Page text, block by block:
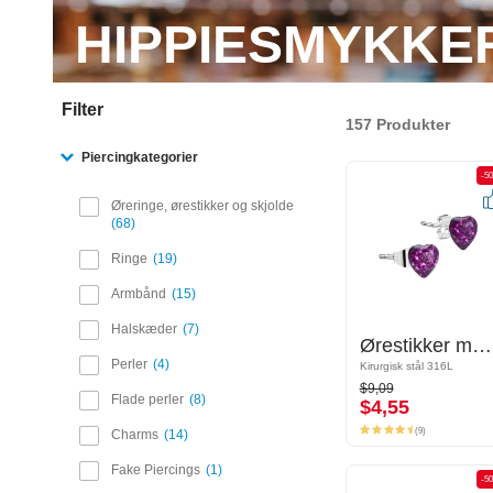
Filter
Piercingkategorier
Øreringe, ørestikker og skjolde
68
Ringe 19
Armbånd 15
Halskæder 7
Perler 4
Flade perler 8
Charms 14
Fake Piercings 1
157 Produkter
-50%
Ørestikker med Hjertemotiv
Kirurgisk stål 316L
$9,09
$4,55
-
Ørestikker med Hjertemotiv
Kirurgisk stål 316L
$9,09
$4,55
(9)
-50%
-